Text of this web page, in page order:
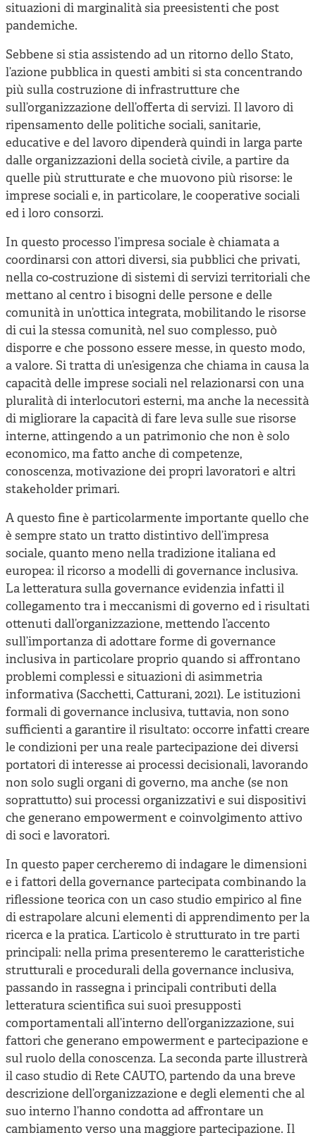
situazioni di marginalità sia preesistenti che post
pandemiche.
Sebbene si stia assistendo ad un ritorno dello Stato,
l’azione pubblica in questi ambiti si sta concentrando
più sulla costruzione di infrastrutture che
sull’organizzazione dell’offerta di servizi. Il lavoro di
ripensamento delle politiche sociali, sanitarie,
educative e del lavoro dipenderà quindi in larga parte
dalle organizzazioni della società civile, a partire da
quelle più strutturate e che muovono più risorse: le
imprese sociali e, in particolare, le cooperative sociali
ed i loro consorzi.
In questo processo l’impresa sociale è chiamata a
coordinarsi con attori diversi, sia pubblici che privati,
nella co-costruzione di sistemi di servizi territoriali che
mettano al centro i bisogni delle persone e delle
comunità in un’ottica integrata, mobilitando le risorse
di cui la stessa comunità, nel suo complesso, può
disporre e che possono essere messe, in questo modo,
a valore. Si tratta di un’esigenza che chiama in causa la
capacità delle imprese sociali nel relazionarsi con una
pluralità di interlocutori esterni, ma anche la necessità
di migliorare la capacità di fare leva sulle sue risorse
interne, attingendo a un patrimonio che non è solo
economico, ma fatto anche di competenze,
conoscenza, motivazione dei propri lavoratori e altri
stakeholder primari.
A questo fine è particolarmente importante quello che
è sempre stato un tratto distintivo dell’impresa
sociale, quanto meno nella tradizione italiana ed
europea: il ricorso a modelli di governance inclusiva.
La letteratura sulla governance evidenzia infatti il
collegamento tra i meccanismi di governo ed i risultati
ottenuti dall’organizzazione, mettendo l’accento
sull’importanza di adottare forme di governance
inclusiva in particolare proprio quando si affrontano
problemi complessi e situazioni di asimmetria
informativa (Sacchetti, Catturani, 2021). Le istituzioni
formali di governance inclusiva, tuttavia, non sono
sufficienti a garantire il risultato: occorre infatti creare
le condizioni per una reale partecipazione dei diversi
portatori di interesse ai processi decisionali, lavorando
non solo sugli organi di governo, ma anche (se non
soprattutto) sui processi organizzativi e sui dispositivi
che generano empowerment e coinvolgimento attivo
di soci e lavoratori.
In questo paper cercheremo di indagare le dimensioni
e i fattori della governance partecipata combinando la
riflessione teorica con un caso studio empirico al fine
di estrapolare alcuni elementi di apprendimento per la
ricerca e la pratica. L’articolo è strutturato in tre parti
principali: nella prima presenteremo le caratteristiche
strutturali e procedurali della governance inclusiva,
passando in rassegna i principali contributi della
letteratura scientifica sui suoi presupposti
comportamentali all’interno dell’organizzazione, sui
fattori che generano empowerment e partecipazione e
sul ruolo della conoscenza. La seconda parte illustrerà
il caso studio di Rete CAUTO, partendo da una breve
descrizione dell’organizzazione e degli elementi che al
suo interno l’hanno condotta ad affrontare un
cambiamento verso una maggiore partecipazione. Il